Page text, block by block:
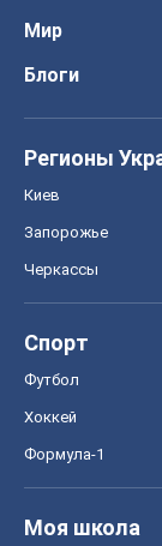
Мир
Блоги
Регионы
Киев
Запорожье
Черкассы
Спорт
Футбол
Хоккей
Формула-1
Моя школа